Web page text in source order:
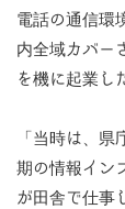
電話の通信環
内全域カバー
を機に起業し
「当時は、
期の情報イン
が田舎で仕事